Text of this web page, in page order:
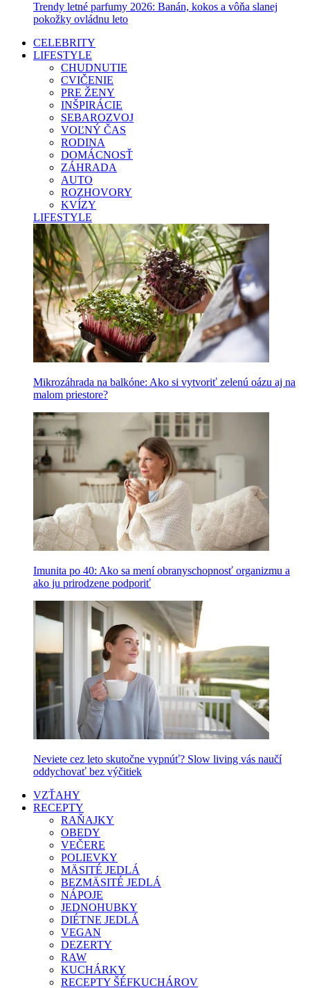
Trendy letné parfumy 2026: Banán, kokos a vôňa slanej
pokožky ovládnu leto
CELEBRITY
LIFESTYLE
CHUDNUTIE
CVIČENIE
PRE ŽENY
INŠPIRÁCIE
SEBAROZVOJ
VOĽNÝ ČAS
RODINA
DOMÁCNOSŤ
ZÁHRADA
AUTO
ROZHOVORY
KVÍZY
LIFESTYLE
Mikrozáhrada na balkóne: Ako si vytvoriť zelenú oázu aj na
malom priestore?
Imunita po 40: Ako sa mení obranyschopnosť organizmu a
ako ju prirodzene podporiť
Neviete cez leto skutočne vypnúť? Slow living vás naučí
oddychovať bez výčitiek
VZŤAHY
RECEPTY
RAŇAJKY
OBEDY
VEČERE
POLIEVKY
MÄSITÉ JEDLÁ
BEZMÄSITÉ JEDLÁ
NÁPOJE
JEDNOHUBKY
DIÉTNE JEDLÁ
VEGAN
DEZERTY
RAW
KUCHÁRKY
RECEPTY ŠÉFKUCHÁROV